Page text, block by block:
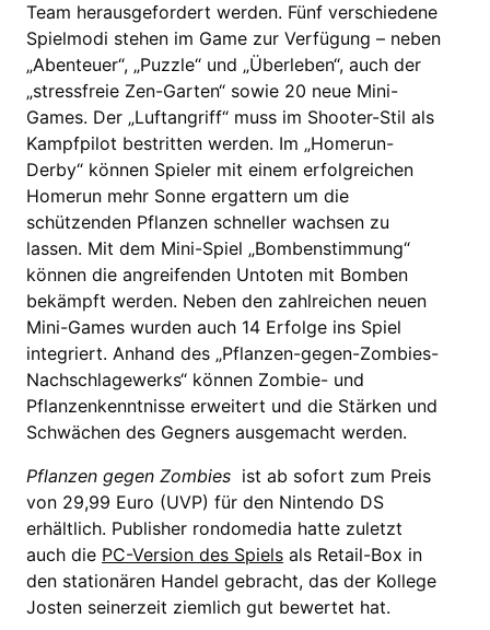
Team herausgefordert werden. Fünf verschiedene
Spielmodi stehen im Game zur Verfügung – neben
„Abenteuer“, „Puzzle“ und „Überleben“, auch der
„stressfreie Zen-Garten“ sowie 20 neue Mini-
Games. Der „Luftangriff“ muss im Shooter-Stil als
Kampfpilot bestritten werden. Im „Homerun-
Derby“ können Spieler mit einem erfolgreichen
Homerun mehr Sonne ergattern um die
schützenden Pflanzen schneller wachsen zu
lassen. Mit dem Mini-Spiel „Bombenstimmung“
können die angreifenden Untoten mit Bomben
bekämpft werden. Neben den zahlreichen neuen
Mini-Games wurden auch 14 Erfolge ins Spiel
integriert. Anhand des „Pflanzen-gegen-Zombies-
Nachschlagewerks“ können Zombie- und
Pflanzenkenntnisse erweitert und die Stärken und
Schwächen des Gegners ausgemacht werden.
Pflanzen gegen Zombies ist ab sofort zum Preis
von 29,99 Euro (UVP) für den Nintendo DS
erhältlich. Publisher rondomedia hatte zuletzt
auch die PC-Version des Spiels als Retail-Box in
den stationären Handel gebracht, das der Kollege
Josten seinerzeit ziemlich gut bewertet hat.